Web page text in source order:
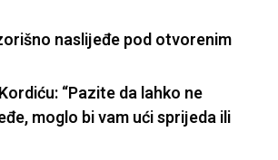
naslijeđe pod otvorenim
“Pazite da lahko ne
moglo bi vam ući sprijeda ili